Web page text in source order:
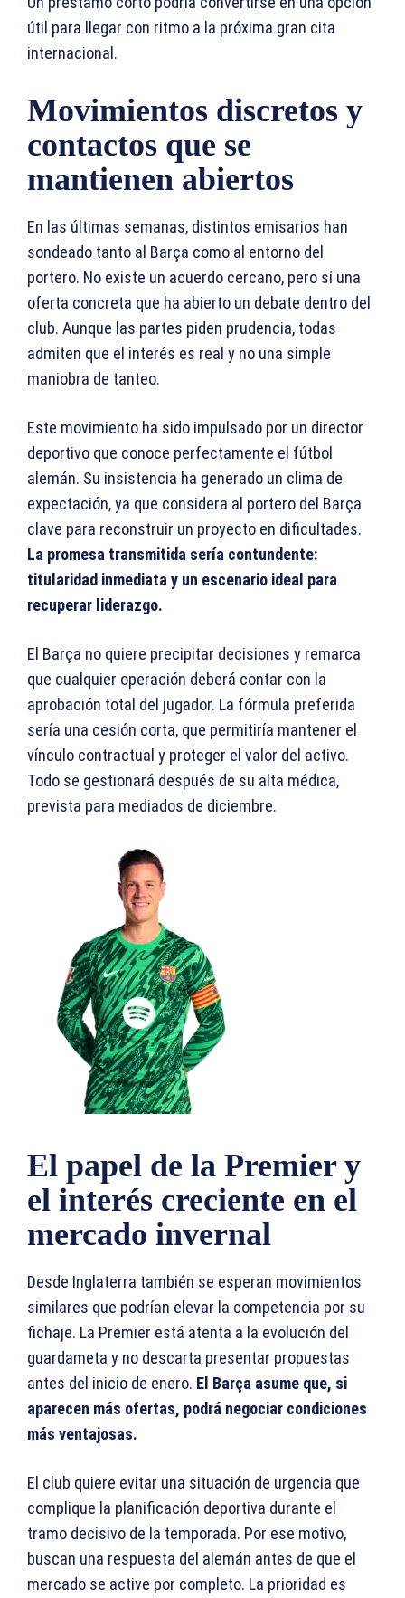
útil para llegar con ritmo a la próxima gran cita
internacional.
Movimientos discretos y
contactos que se
mantienen abiertos
En las últimas semanas, distintos emisarios han
sondeado tanto al Barça como al entorno del
portero. No existe un acuerdo cercano, pero sí una
oferta concreta que ha abierto un debate dentro del
club. Aunque las partes piden prudencia, todas
admiten que el interés es real y no una simple
maniobra de tanteo.
Este movimiento ha sido impulsado por un director
deportivo que conoce perfectamente el fútbol
alemán. Su insistencia ha generado un clima de
expectación, ya que considera al portero del Barça
clave para reconstruir un proyecto en dificultades.
La promesa transmitida sería contundente:
titularidad inmediata y un escenario ideal para
recuperar liderazgo.
El Barça no quiere precipitar decisiones y remarca
que cualquier operación deberá contar con la
aprobación total del jugador. La fórmula preferida
sería una cesión corta, que permitiría mantener el
vínculo contractual y proteger el valor del activo.
Todo se gestionará después de su alta médica,
prevista para mediados de diciembre.
El papel de la Premier y
el interés creciente en el
mercado invernal
Desde Inglaterra también se esperan movimientos
similares que podrían elevar la competencia por su
fichaje. La Premier está atenta a la evolución del
guardameta y no descarta presentar propuestas
antes del inicio de enero. El Barça asume que, si
aparecen más ofertas, podrá negociar condiciones
más ventajosas.
El club quiere evitar una situación de urgencia que
complique la planificación deportiva durante el
tramo decisivo de la temporada. Por ese motivo,
buscan una respuesta del alemán antes de que el
mercado se active por completo. La prioridad es